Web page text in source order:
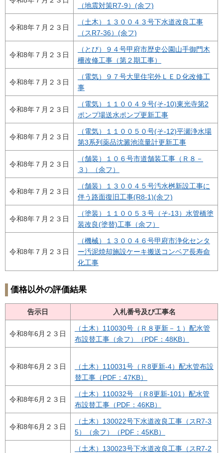
（地震対策R7-9）(余フ)
令和8年７月２３日
（土木）１３００４３号下水道改良工事
（スR7-36）(余フ)
令和8年７月２３日
（とび）９４号甲府市歴史公園山手御門木
柵改修工事（第２期工事）
令和8年７月２３日
（電気）９７号大里住宅外ＬＥＤ化改修工
事
令和8年７月２３日
（電気）１１００４９号(そ-10)東光寺第2
ポンプ場送水ポンプ更新工事
令和8年７月２３日
（電気）１１００５０号(そ-12)平瀬浄水場
第3系列薬品沈澱池流量計更新工事
令和8年７月２３日
（舗装）１０６号市道舗装工事（Ｒ８－
３）（余フ）
令和8年７月２３日
（舗装）１３００４５号汚水桝新設工事に
伴う路面復旧工事(R8-1)(余フ)
令和8年７月２３日
（塗装）１１００５３号（そ-13）水管橋塗
装改良(塗替)工事（余フ）
令和8年７月２３日
（機械）１３００４６号甲府市浄化センタ
ー汚泥焼却施設ケーキ搬送コンベア長寿命
化工事
価格以外の評価結果
告示日 入札番号及び工事名
令和8年6月２３日
（土木）110030号（Ｒ８更新－１）配水管
布設替工事（余フ）（PDF：48KB）
令和8年6月２３日
（土木）110031号（Ｒ8更新-4）配水管布設
替工事（PDF：47KB）
令和8年6月２３日
（土木）110032号 （Ｒ8更新-101）配水管
布設替工事（PDF：46KB）
令和8年6月２３日
（土木）130022号下水道改良工事（スR7-3
5）（余フ）（PDF：45KB）
（土木）130023号下水道改良工事（スR7-2